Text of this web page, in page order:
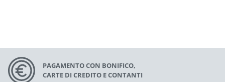
PAGAMENTO CON BONIFICO,
CARTE DI CREDITO E CONTANTI